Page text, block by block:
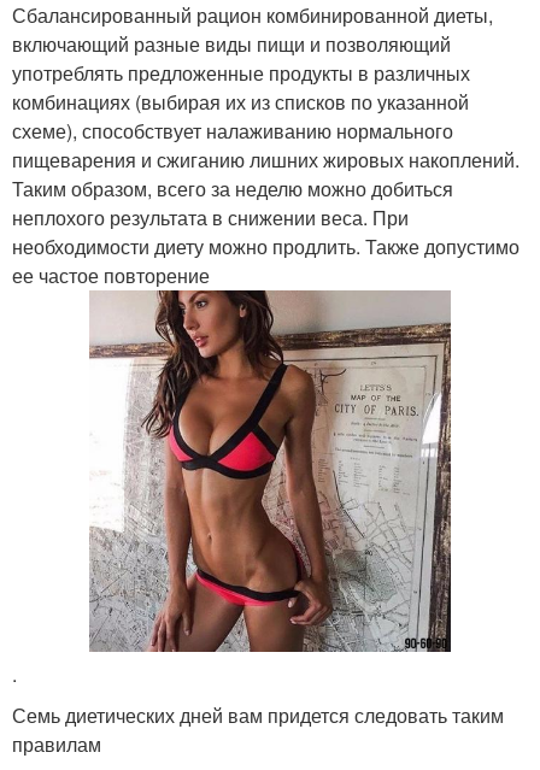
Сбалансированный рацион комбинированной диеты,
включающий разные виды пищи и позволяющий
употреблять предложенные продукты в различных
комбинациях (выбирая их из списков по указанной
схеме), способствует налаживанию нормального
пищеварения и сжиганию лишних жировых накоплений.
Таким образом, всего за неделю можно добиться
неплохого результата в снижении веса. При
необходимости диету можно продлить. Также допустимо
ее частое повторение
.
Семь диетических дней вам придется следовать таким
правилам